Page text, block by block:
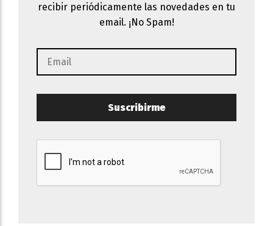
recibir periódicamente las novedades en tu
email. ¡No Spam!
Suscribirme